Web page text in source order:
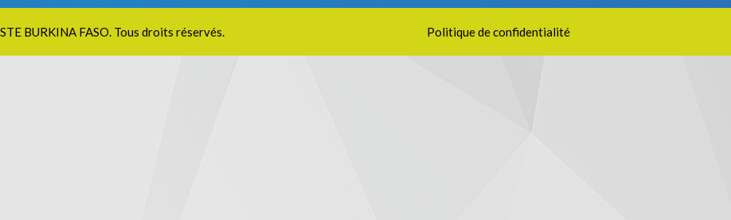
BURKINA FASO . Tous droits réservés. Politique de confidentialité